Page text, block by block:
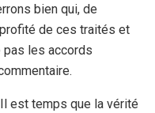
bien qui, de
profité de ces traités et
les accords
Il est temps que la vérité